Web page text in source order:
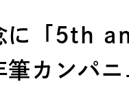
に「5th
筆カンパ